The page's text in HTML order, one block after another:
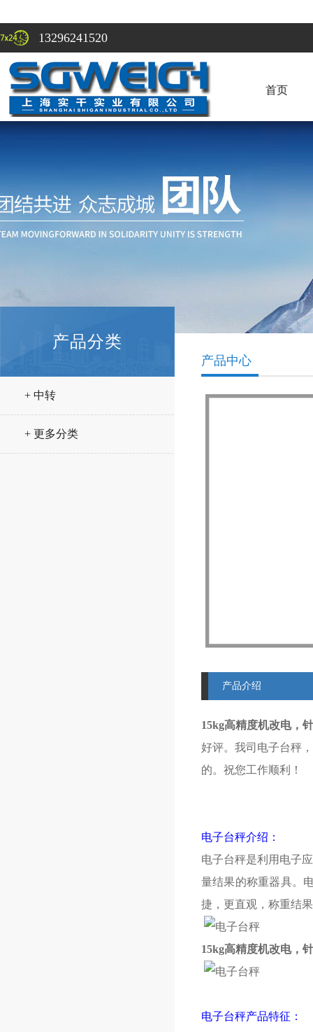
13296241520
首页
产品分类
+ 中转
+ 更多分类
产品中心
产品介绍
15kg高精度机改电，
好评。我司电子台秤
的。祝您工作顺利！
电子台秤介绍：
电子台秤是利用电子
量结果的称重器具。
捷，更直观，称重结
15kg高精度机改电，
电子台秤产品特征：